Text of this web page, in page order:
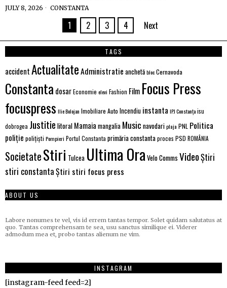
JULY 8, 2026 CONSTANTA
1 2 3 4 Next
TAGS
accidentActualitateAdministratie anchetăblocCernavoda
Constanta dosarEconomie elevi Fashion Film Focus Press
focuspress Ilie Bolojan Imobiliare Auto Incendiu instanta IPJ Constanțaisu
dobrogea Justitie litoral Mamaia mangalia Music navodariplaja PNL Politica
poliție polițiști Pompieri Portul Constanta primăria constantaproces PSD ROMÂNIA
SocietateStiri Tulcea Ultima Ora Velo Comms VideoȘtiri
stiri constantaȘtiri stiri focus press
ABOUT US
Labore nonumes te vel, vis id errem tantas tempor. Solet quidam salutatus at
quo. Tantas comprehensam te sea, usu sanctus similique ei. Viderer
admodum mea et, probo tantas alienum ne vim.
INSTAGRAM
[instagram-feed feed=2]